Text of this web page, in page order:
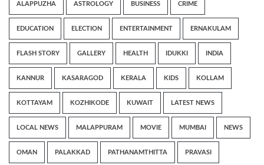
ALAPPUZHA ASTROLOGY BUSINESS CRIME
EDUCATION ELECTION ENTERTAINMENT ERNAKULAM
FLASH STORY GALLERY HEALTH IDUKKI INDIA
KANNUR KASARAGOD KERALA KIDS KOLLAM
KOTTAYAM KOZHIKODE KUWAIT LATEST NEWS
LOCAL NEWS MALAPPURAM MOVIE MUMBAI NEWS
OMAN PALAKKAD PATHANAMTHITTA PRAVASI